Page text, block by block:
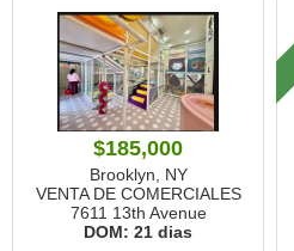
$185,000
Brooklyn, NY
VENTA DE COMERCIALES
7611 13th Avenue
DOM: 21 dias